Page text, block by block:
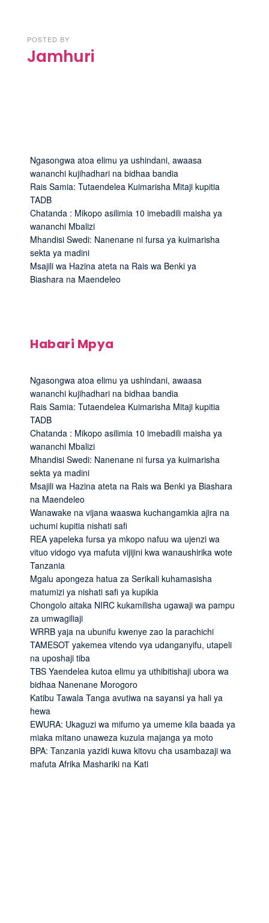
POSTED BY
Jamhuri
Ngasongwa atoa elimu ya ushindani, awaasa
wananchi kujihadhari na bidhaa bandia
Rais Samia: Tutaendelea Kuimarisha Mitaji kupitia
TADB
Chatanda : Mikopo asilimia 10 imebadili maisha ya
wananchi Mbalizi
Mhandisi Swedi: Nanenane ni fursa ya kuimarisha
sekta ya madini
Msajili wa Hazina ateta na Rais wa Benki ya
Biashara na Maendeleo
Habari Mpya
Ngasongwa atoa elimu ya ushindani, awaasa
wananchi kujihadhari na bidhaa bandia
Rais Samia: Tutaendelea Kuimarisha Mitaji kupitia
TADB
Chatanda : Mikopo asilimia 10 imebadili maisha ya
wananchi Mbalizi
Mhandisi Swedi: Nanenane ni fursa ya kuimarisha
sekta ya madini
Msajili wa Hazina ateta na Rais wa Benki ya Biashara
na Maendeleo
Wanawake na vijana waaswa kuchangamkia ajira na
uchumi kupitia nishati safi
REA yapeleka fursa ya mkopo nafuu wa ujenzi wa
vituo vidogo vya mafuta vijijini kwa wanaushirika wote
Tanzania
Mgalu apongeza hatua za Serikali kuhamasisha
matumizi ya nishati safi ya kupikia
Chongolo aitaka NIRC kukamilisha ugawaji wa pampu
za umwagiliaji
WRRB yaja na ubunifu kwenye zao la parachichi
TAMESOT yakemea vitendo vya udanganyifu, utapeli
na uposhaji tiba
TBS Yaendelea kutoa elimu ya uthibitishaji ubora wa
bidhaa Nanenane Morogoro
Katibu Tawala Tanga avutiwa na sayansi ya hali ya
hewa
EWURA: Ukaguzi wa mifumo ya umeme kila baada ya
miaka mitano unaweza kuzuia majanga ya moto
BPA: Tanzania yazidi kuwa kitovu cha usambazaji wa
mafuta Afrika Mashariki na Kati